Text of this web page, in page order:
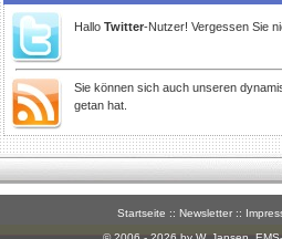
Hallo Twitter-Nutzer! Vergessen Sie
Sie können sich auch unseren
getan hat.
Startseite :: Newsletter ::